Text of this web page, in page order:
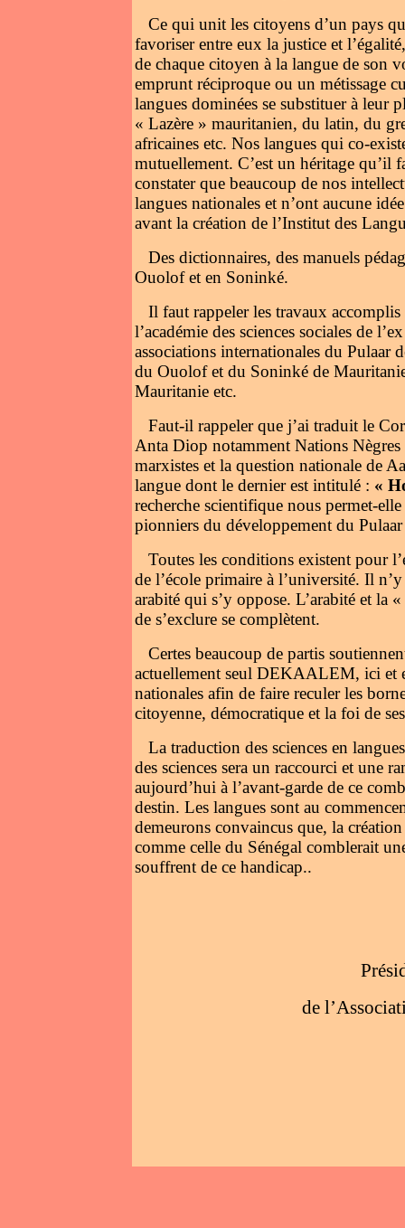
Ce qui unit les citoyens d’un pays
favoriser entre eux la justice et
de chaque citoyen à la langue de son
emprunt réciproque ou un métissage
langues dominées se substituer à leur
« Lazère » mauritanien, du latin, du
africaines etc. Nos langues qui co-
mutuellement. C’est un héritage qu’il
constater que beaucoup de nos
langues nationales et n’ont aucune
avant la création de l’Institut des
Des dictionnaires, des manuels
Ouolof et en Soninké.
Il faut rappeler les travaux
l’académie des sciences sociales de
associations internationales du Pulaar
du Ouolof et du Soninké de
Mauritanie etc.
Faut-il rappeler que j’ai traduit le
Anta Diop notamment Nations Nègres
marxistes et la question nationale de
langue dont le dernier est intitulé : «
recherche scientifique nous permet-
pionniers du développement du
Toutes les conditions existent pour
de l’école primaire à l’université. Il
arabité qui s’y oppose. L’arabité et
de s’exclure se complètent.
Certes beaucoup de partis
actuellement seul DEKAALEM, ici et
nationales afin de faire reculer les
citoyenne, démocratique et la foi de
La traduction des sciences en
des sciences sera un raccourci et une
aujourd’hui à l’avant-garde de ce
destin. Les langues sont au
demeurons convaincus que, la
comme celle du Sénégal comblerait
souffrent de ce handicap..
Président
de l’Association